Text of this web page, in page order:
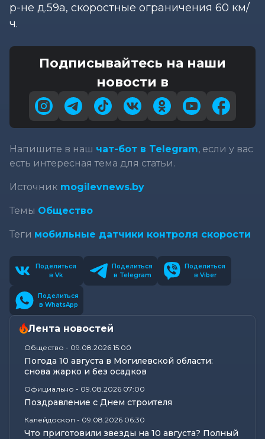
р-не д.59а, скоростные ограничения 60 км/
ч.
Подписывайтесь на наши
новости в
Напишите в наш чат-бот в Telegram, если у вас
есть интересная тема для статьи.
Источник mogilevnews.by
Темы Общество
Теги мобильные датчики контроля скорости
Поделиться
в Vk
Поделиться
в Telegram
Поделиться
в Viber
Поделиться
в WhatsApp
Лента новостей
Общество - 09.08.2026 15:00
Погода 10 августа в Могилевской области:
снова жарко и без осадков
Официально - 09.08.2026 07:00
Поздравление с Днем строителя
Калейдоскоп - 09.08.2026 06:30
Что приготовили звезды на 10 августа? Полный